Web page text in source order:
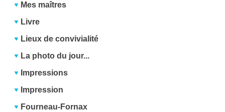
Mes maîtres
Livre
Lieux de convivialité
La photo du jour...
Impressions
Impression
Fourneau-Fornax